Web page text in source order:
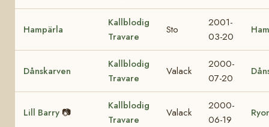
Hampärla
Kallblodig
Travare
Sto
2001-
03-20
Dånskarven
Kallblodig
Travare
Valack
2000-
07-20
Lill Barry 📷
Kallblodig
Travare
Valack
2000-
06-19